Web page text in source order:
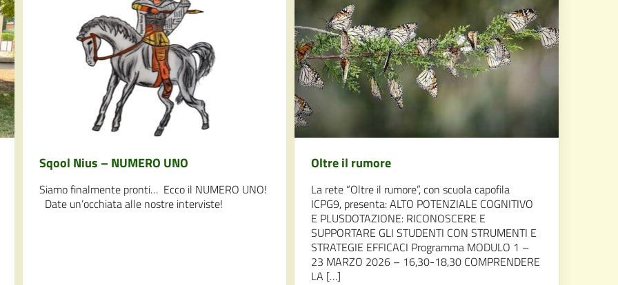
Sqool Nius – NUMERO UNO
Siamo finalmente pronti… Ecco il NUMERO UNO!
Date un’occhiata alle nostre interviste!
Oltre il rumore
La rete “Oltre il rumore”, con scuola capofila
ICPG9, presenta: ALTO POTENZIALE COGNITIVO
E PLUSDOTAZIONE: RICONOSCERE E
SUPPORTARE GLI STUDENTI CON STRUMENTI E
STRATEGIE EFFICACI Programma MODULO 1 –
23 MARZO 2026 – 16,30-18,30 COMPRENDERE
LA […]